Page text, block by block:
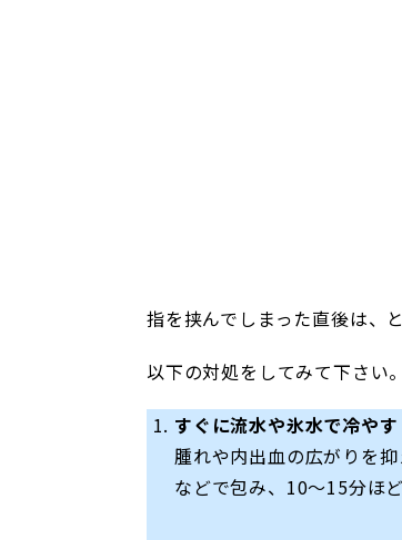
指を挟んでしまった直後は、
以下の対処をしてみて下さい。
すぐに流水や氷水で冷やす
腫れや内出血の広がりを
などで包み、10〜15分ほど